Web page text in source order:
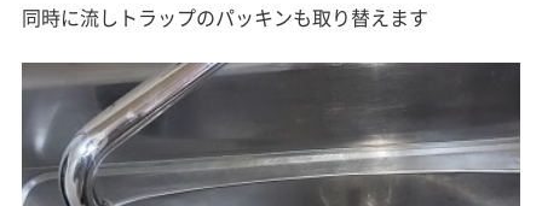
同時に流しトラップのパッキンも取り替えます